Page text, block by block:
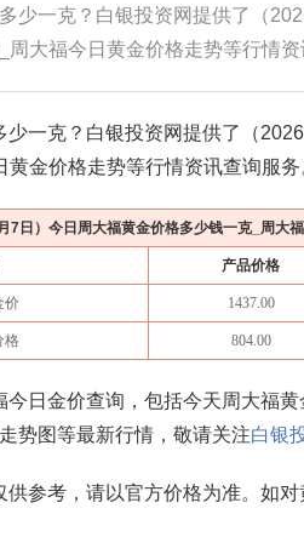
少一克？白银投资网提供了（
周大福今日黄金价格走势等行情
少一克？白银投资网提供了（
黄金价格走势等行情资讯查询服务
7日 ）今日周大福黄金价格多少钱一克_周大
产品价格
价 1437.00
格 804.00
今日金价查询，包括今天周大福
势图等最新行情，敬请关注白银
供参考，请以官方价格为准。如